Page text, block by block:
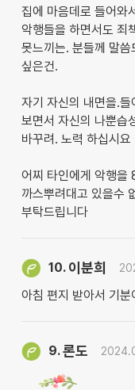
집에 마음데로 들어와
악행들을 하면서도 죄
못느끼는. 분들께 말씀
싶은건.
자기 자신의 내면을.들
보면서 자신의 나뿐습
바꾸려. 노력 하십시요
어찌 타인에게 악행을
까스뿌려대고 있을수
부탁드립니다
10. 이분희
아침 편지 받아서 기
9.론도